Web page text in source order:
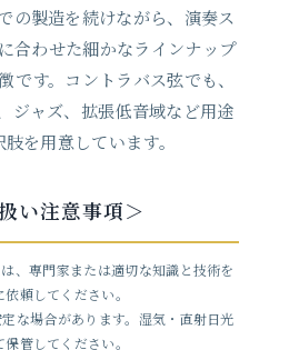
の製造を続けながら、演奏ス
合わせた細かなラインナップ
です。コントラバス弦でも、
ジャズ、拡張低音域など用途
を用意しています。
い注意事項＞
、専門家または適切な知識と技術を
頼してください。
な場合があります。湿気・直射日光
管してください。